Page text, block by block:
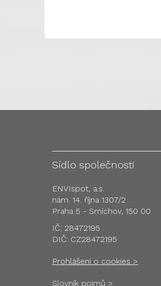
Sídlo společnosti
ENVIspot, a.s.
nám. 14. října 1307/2
Praha 5 - Smíchov, 150 00
IČ: 28472195
DIČ: CZ28472195
Prohlášení o cookies >
Slovník pojmů >